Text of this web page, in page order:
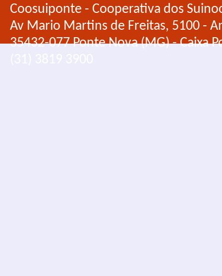
Coosuiponte - Cooperativa dos
Av Mario Martins de Freitas, 5100 -
35432-077 Ponte Nova (MG) - Caixa